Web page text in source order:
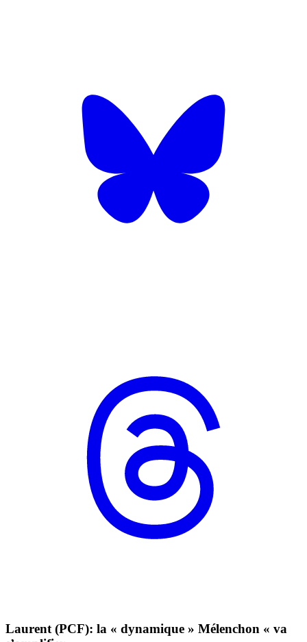
Laurent (PCF): la « dynamique » Mélenchon « va